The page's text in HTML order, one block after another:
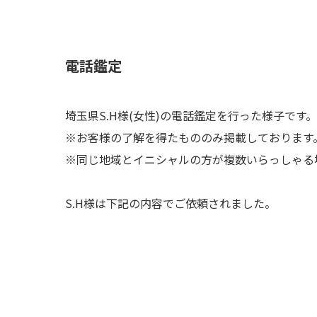
​電話鑑定
埼玉県S.H様(女性)の電話鑑定を行った様子です。
※お客様の了解を得たもののみ掲載しております。
※同じ地域とイニシャルの方が複数いらっしゃる
S.H様は下記の内容でご依頼されました。